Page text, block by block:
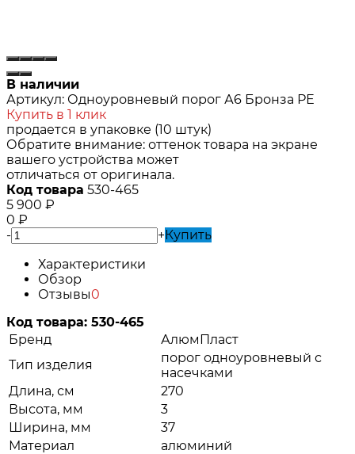
В наличии
Артикул: Одноуровневый порог А6 Бронза РЕ
Купить в 1 клик
продается в упаковке (10 штук)
Обратите внимание: оттенок товара на экране
вашего устройства может
отличаться от оригинала.
Код товара 530-465
5 900 ₽
0 ₽
-
+Купить
Характеристики
Обзор
Отзывы0
Код товара: 530-465
Бренд
АлюмПласт
Тип изделия
порог одноуровневый с
насечками
Длина, см
270
Высота, мм
3
Ширина, мм
37
Материал
алюминий